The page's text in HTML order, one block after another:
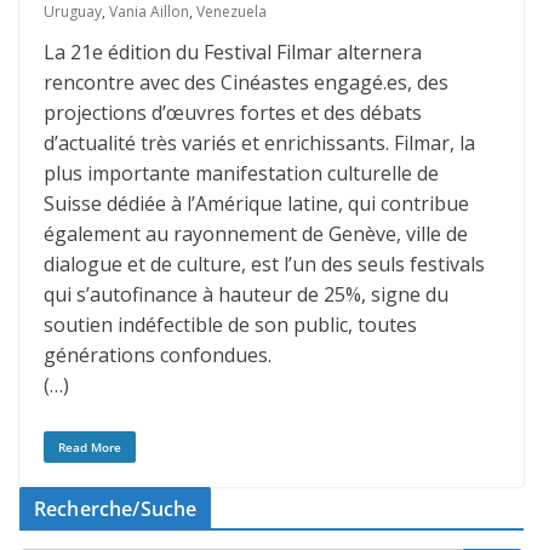
Uruguay, Vania Aillon, Venezuela
La 21e édition du Festival Filmar alternera
rencontre avec des Cinéastes engagé.es, des
projections d’œuvres fortes et des débats
d’actualité très variés et enrichissants. Filmar, la
plus importante manifestation culturelle de
Suisse dédiée à l’Amérique latine, qui contribue
également au rayonnement de Genève, ville de
dialogue et de culture, est l’un des seuls festivals
qui s’autofinance à hauteur de 25%, signe du
soutien indéfectible de son public, toutes
générations confondues.
(…)
Read More
Recherche/Suche